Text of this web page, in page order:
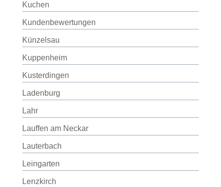
Kuchen
Kundenbewertungen
Künzelsau
Kuppenheim
Kusterdingen
Ladenburg
Lahr
Lauffen am Neckar
Lauterbach
Leingarten
Lenzkirch